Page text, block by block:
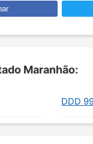
Maranhão:
DDD